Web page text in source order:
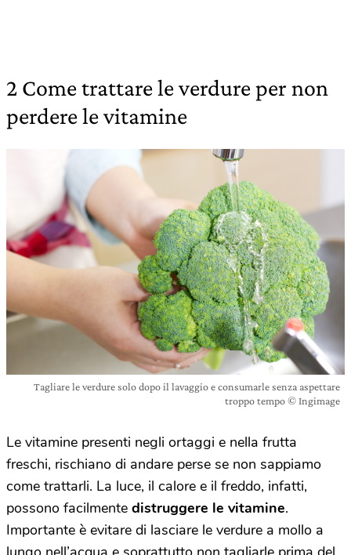
2 Come trattare le verdure per non
perdere le vitamine
Tagliare le verdure solo dopo il lavaggio e consumarle senza aspettare
troppo tempo © Ingimage
Le vitamine presenti negli ortaggi e nella frutta
freschi, rischiano di andare perse se non sappiamo
come trattarli. La luce, il calore e il freddo, infatti,
possono facilmente distruggere le vitamine.
Importante è evitare di lasciare le verdure a mollo a